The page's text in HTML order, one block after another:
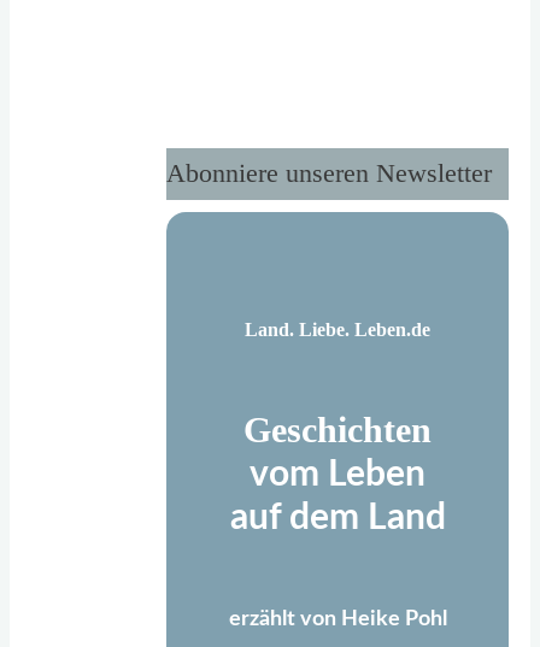
Abonniere unseren Newsletter
Land. Liebe. Leben.de
Geschichten
vom Leben
auf dem Land
erzählt von Heike Pohl